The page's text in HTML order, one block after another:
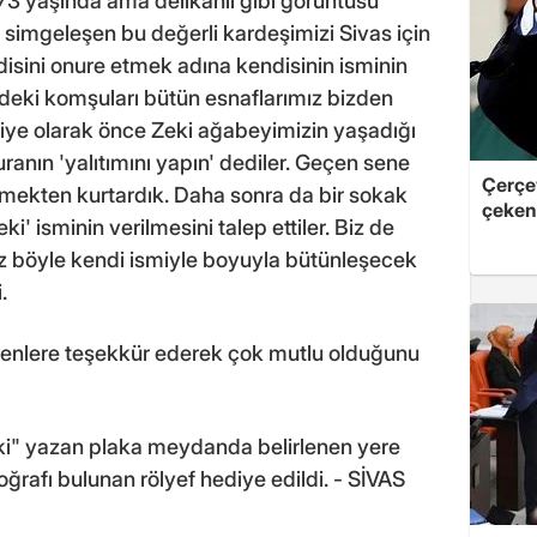
simgeleşen bu değerli kardeşimizi Sivas için
onure etmek adına kendisinin isminin
komşuları bütün esnaflarımız bizden
olarak önce Zeki ağabeyimizin yaşadığı
'yalıtımını yapın' dediler. Geçen sene
kurtardık. Daha sonra da bir sokak
isminin verilmesini talep ettiler. Biz de
böyle kendi ismiyle boyuyla bütünleşecek
teşekkür ederek çok mutlu olduğunu
yazan plaka meydanda belirlenen yere
bulunan rölyef hediye edildi. - SİVAS